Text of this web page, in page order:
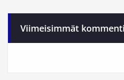
Viimeisimmät